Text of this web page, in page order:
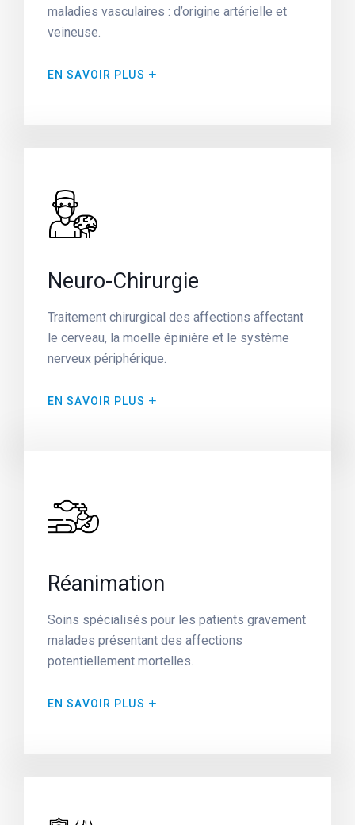
maladies vasculaires : d’origine artérielle et
veineuse.
EN SAVOIR PLUS
Neuro-Chirurgie
Traitement chirurgical des affections affectant
le cerveau, la moelle épinière et le système
nerveux périphérique.
EN SAVOIR PLUS
Réanimation
Soins spécialisés pour les patients gravement
malades présentant des affections
potentiellement mortelles.
EN SAVOIR PLUS